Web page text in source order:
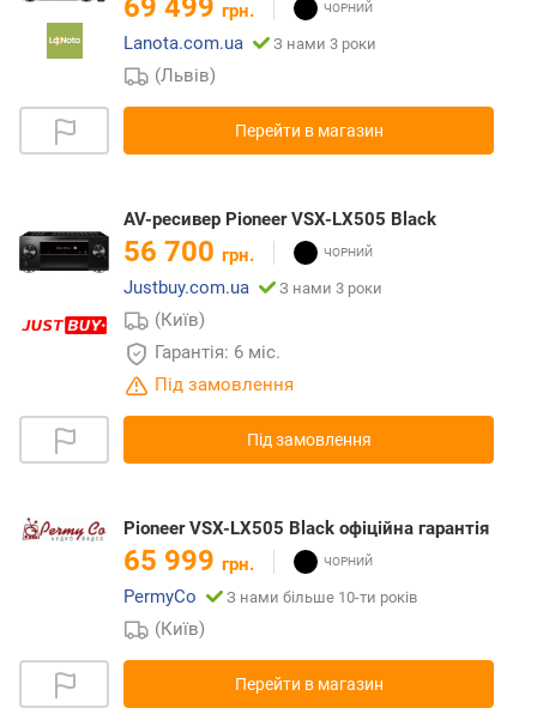
69 499 грн.
Lanota.com.ua
З нами 3 роки
(Львів)
Перейти в магазин
AV-ресивер Pioneer VSX-LX505 Black
56 700 грн.
Justbuy.com.ua
З нами 3 роки
(Київ)
Гарантія: 6 міс.
Під замовлення
Під замовлення
Pioneer VSX-LX505 Black офіційна гарантія
65 999 грн.
PermyCo
З нами більше 10-ти років
(Київ)
Перейти в магазин